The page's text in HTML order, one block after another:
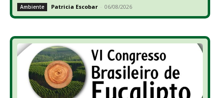
Ambiente Patricia Escobar - 06/08/2026